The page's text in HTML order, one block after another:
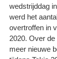
wedstrijddag
werd het
overtroffen in
2020. Over
meer nieuwe